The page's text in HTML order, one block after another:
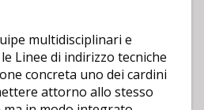
multidisciplinari e
Linee di indirizzo tecniche
concreta uno dei cardini
attorno allo stesso